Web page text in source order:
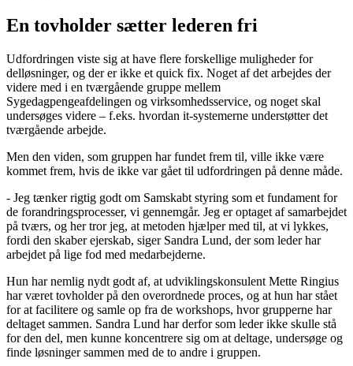
En tovholder sætter lederen fri
Udfordringen viste sig at have flere forskellige muligheder for
delløsninger, og der er ikke et quick fix. Noget af det arbejdes der
videre med i en tværgående gruppe mellem
Sygedagpengeafdelingen og virksomhedsservice, og noget skal
undersøges videre – f.eks. hvordan it-systemerne understøtter det
tværgående arbejde.
Men den viden, som gruppen har fundet frem til, ville ikke være
kommet frem, hvis de ikke var gået til udfordringen på denne måde.
- Jeg tænker rigtig godt om Samskabt styring som et fundament for
de forandringsprocesser, vi gennemgår. Jeg er optaget af samarbejdet
på tværs, og her tror jeg, at metoden hjælper med til, at vi lykkes,
fordi den skaber ejerskab, siger Sandra Lund, der som leder har
arbejdet på lige fod med medarbejderne.
Hun har nemlig nydt godt af, at udviklingskonsulent Mette Ringius
har været tovholder på den overordnede proces, og at hun har stået
for at facilitere og samle op fra de workshops, hvor grupperne har
deltaget sammen. Sandra Lund har derfor som leder ikke skulle stå
for den del, men kunne koncentrere sig om at deltage, undersøge og
finde løsninger sammen med de to andre i gruppen.